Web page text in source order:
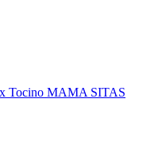
Tocino MAMA SITAS